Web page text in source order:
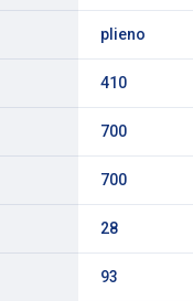
plieno
410
700
700
28
93